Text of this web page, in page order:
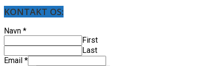
KONTAKT OS:
Navn *
First
Last
Email *